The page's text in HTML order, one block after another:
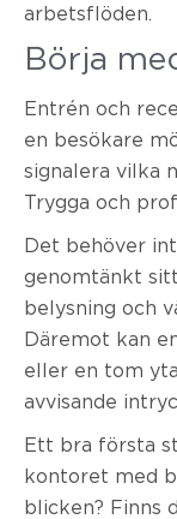
arbetsflöden.
Börja
Entrén och
en besökare
signalera vilka
Trygga och
Det behöver
genomtänkt
belysning och
Däremot kan
eller en tom
avvisande
Ett bra första
kontoret med
blicken? Finns